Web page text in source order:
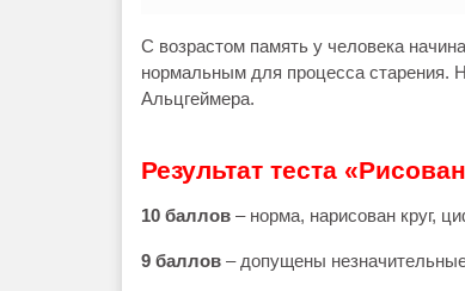
С возрастом память у человека
нормальным для процесса старения.
Альцгеймера.
Результат теста
10 баллов – норма, нарисован круг,
9 баллов – допущены